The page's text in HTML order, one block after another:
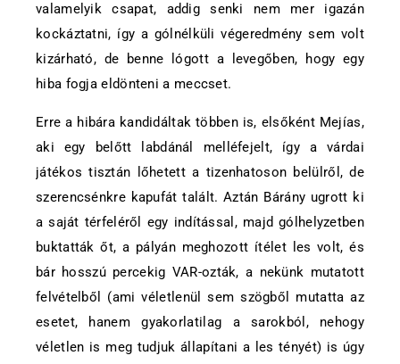
valamelyik csapat, addig senki nem mer igazán
kockáztatni, így a gólnélküli végeredmény sem volt
kizárható, de benne lógott a levegőben, hogy egy
hiba fogja eldönteni a meccset.
Erre a hibára kandidáltak többen is, elsőként Mejías,
aki egy belőtt labdánál melléfejelt, így a várdai
játékos tisztán lőhetett a tizenhatoson belülről, de
szerencsénkre kapufát talált. Aztán Bárány ugrott ki
a saját térfeléről egy indítással, majd gólhelyzetben
buktatták őt, a pályán meghozott ítélet les volt, és
bár hosszú percekig VAR-ozták, a nekünk mutatott
felvételből (ami véletlenül sem szögből mutatta az
esetet, hanem gyakorlatilag a sarokból, nehogy
véletlen is meg tudjuk állapítani a les tényét) is úgy